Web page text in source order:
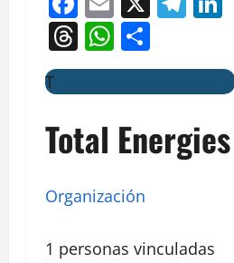
Threads
WhatsApp
T
Total Energies
Organización
1 personas vinculadas